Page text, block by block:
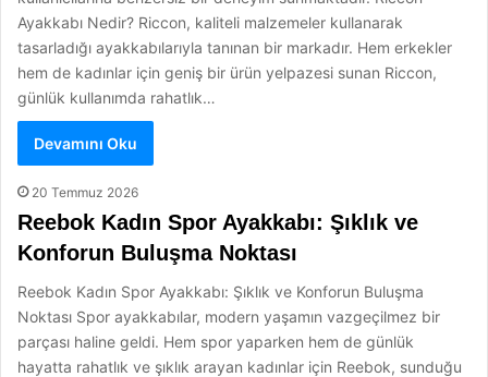
Ayakkabı Nedir? Riccon, kaliteli malzemeler kullanarak
tasarladığı ayakkabılarıyla tanınan bir markadır. Hem erkekler
hem de kadınlar için geniş bir ürün yelpazesi sunan Riccon,
günlük kullanımda rahatlık…
Devamını Oku
20 Temmuz 2026
Reebok Kadın Spor Ayakkabı: Şıklık ve
Konforun Buluşma Noktası
Reebok Kadın Spor Ayakkabı: Şıklık ve Konforun Buluşma
Noktası Spor ayakkabılar, modern yaşamın vazgeçilmez bir
parçası haline geldi. Hem spor yaparken hem de günlük
hayatta rahatlık ve şıklık arayan kadınlar için Reebok, sunduğu